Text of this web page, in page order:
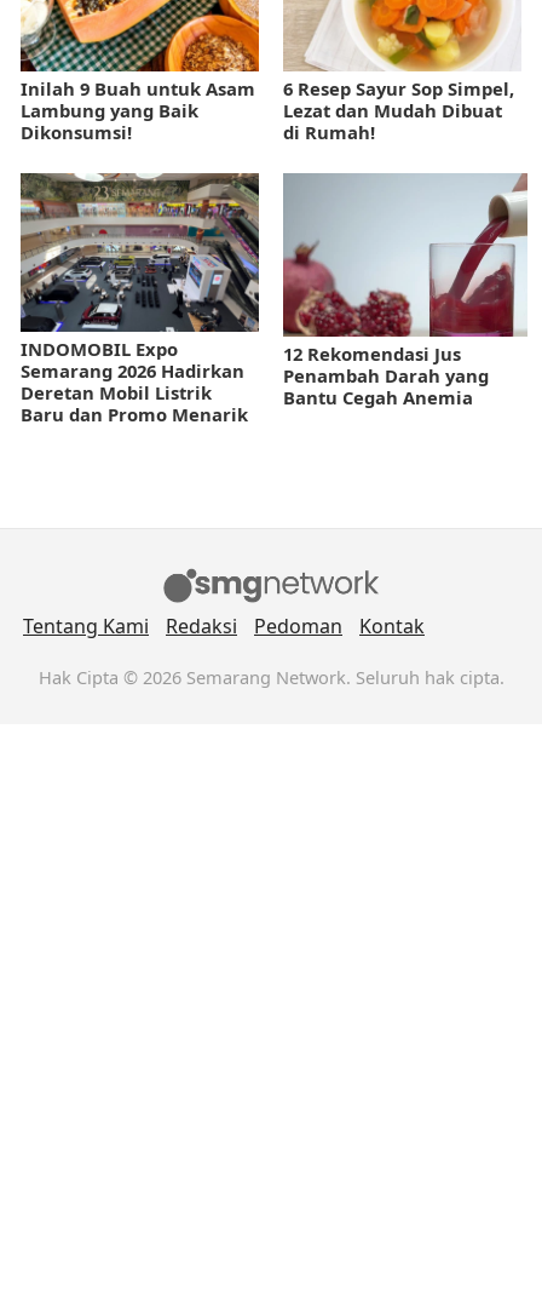
Inilah 9 Buah untuk Asam
Lambung yang Baik
Dikonsumsi!
6 Resep Sayur Sop Simpel,
Lezat dan Mudah Dibuat
di Rumah!
INDOMOBIL Expo
Semarang 2026 Hadirkan
Deretan Mobil Listrik
Baru dan Promo Menarik
12 Rekomendasi Jus
Penambah Darah yang
Bantu Cegah Anemia
Tentang Kami Redaksi Pedoman Kontak
Hak Cipta © 2026 Semarang Network. Seluruh hak cipta.